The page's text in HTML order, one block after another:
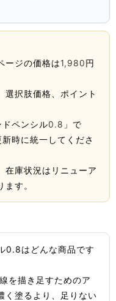
ージの価格は1,980円
選択肢価格、ポイント
ペンシル0.8」で
時に統一してくださ
在庫状況はリニューア
す。
0.8はどんな商品です
を描き足すためのア
く塗るより、足りない